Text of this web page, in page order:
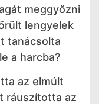
meggyőzni
lengyelek
tanácsolta
a harcba?
az elmúlt
ráuszította az